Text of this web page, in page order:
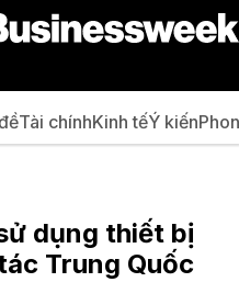
Tài chínhKinh tếÝ kiến
dụng thiết bị
Trung Quốc